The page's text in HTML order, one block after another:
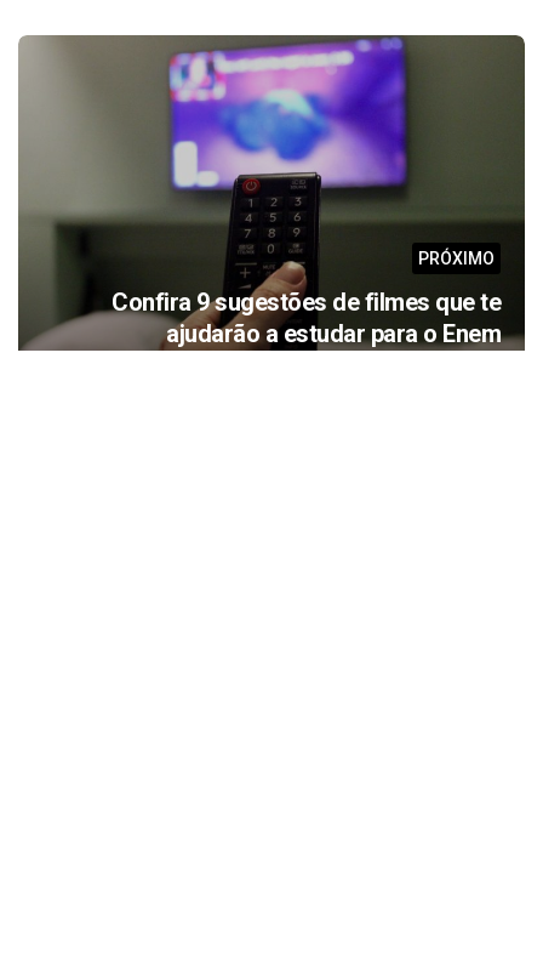
PRÓXIMO
Confira 9 sugestões de filmes que te
ajudarão a estudar para o Enem